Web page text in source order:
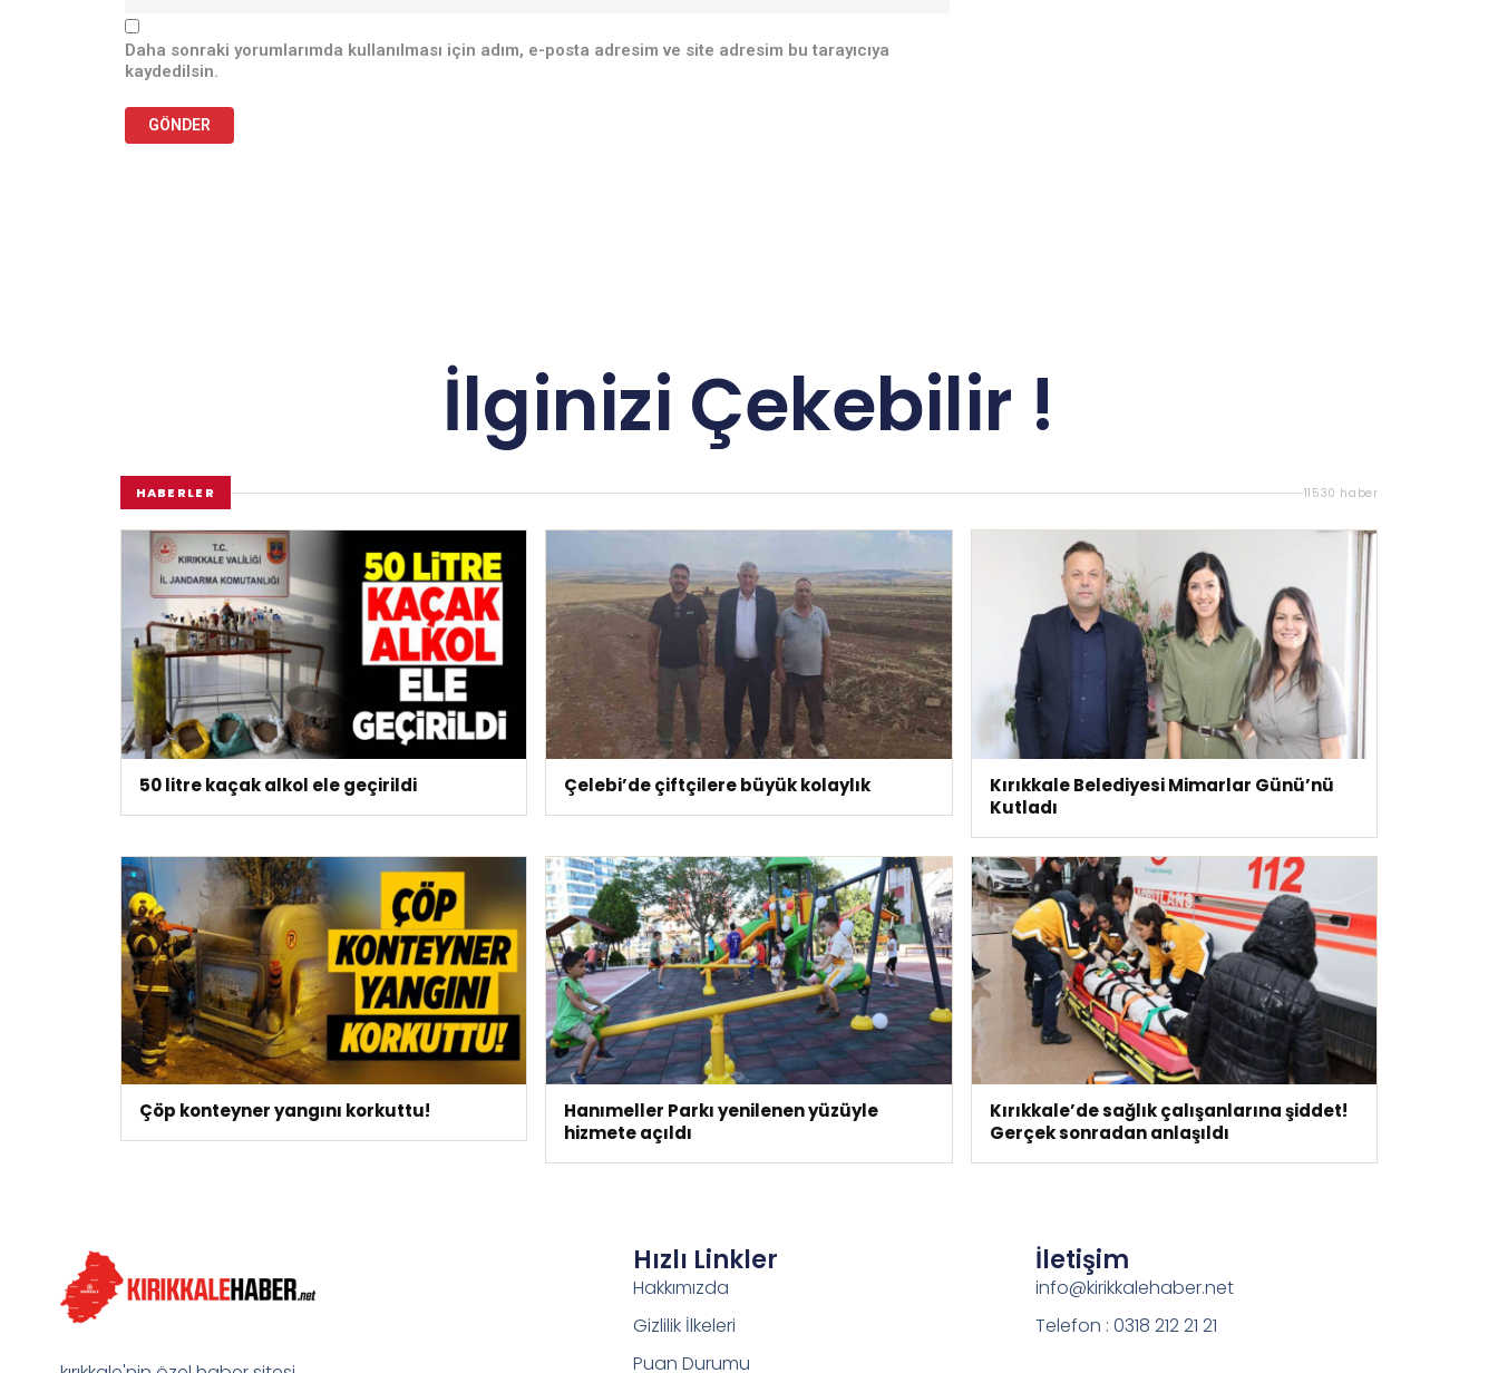
Daha sonraki yorumlarımda kullanılması için adım, e-posta adresim ve site adresim bu tarayıcıya
kaydedilsin.
İlginizi Çekebilir !
HABERLER 11530 haber
50 litre kaçak alkol ele geçirildi Çelebi’de çiftçilere büyük kolaylık
Kırıkkale Belediyesi Mimarlar Günü’nü
Kutladı
Çöp konteyner yangını korkuttu!
Hanımeller Parkı yenilenen yüzüyle
hizmete açıldı
Kırıkkale’de sağlık çalışanlarına şiddet!
Gerçek sonradan anlaşıldı
Hızlı Linkler
Hakkımızda
Gizlilik İlkeleri
Puan Durumu
İletişim
info@kirikkalehaber.net
Telefon : 0318 212 21 21